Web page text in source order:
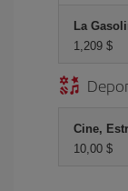
La
1,209 $
Cine,
10,00 $